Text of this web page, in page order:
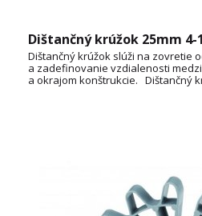
Dištančný krúžok 25mm 4-
Dištančný krúžok slúži na zovretie
a zadefinovanie vzdialenosti
a okrajom konštrukcie. Dištančný